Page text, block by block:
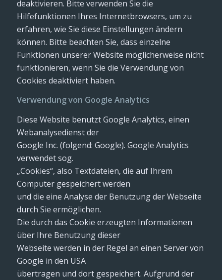
deaktivieren. Bitte verwenden Sie die
Hilfefunktionen Ihres Internetbrowsers, um zu
erfahren, wie Sie diese Einstellungen ändern
können. Bitte beachten Sie, dass einzelne
Funktionen unserer Website möglicherweise nicht
funktionieren, wenn Sie die Verwendung von
Cookies deaktiviert haben.
Verwendung von Google Analytics
Diese Website benutzt Google Analytics, einen
Webanalysedienst der
Google Inc. (folgend: Google). Google Analytics
verwendet sog.
„Cookies“, also Textdateien, die auf Ihrem
Computer gespeichert werden
und die eine Analyse der Benutzung der Webseite
durch Sie ermöglichen.
Die durch das Cookie erzeugten Informationen
über Ihre Benutzung dieser
Webseite werden in der Regel an einen Server von
Google in den USA
übertragen und dort gespeichert. Aufgrund der